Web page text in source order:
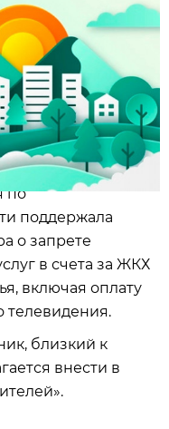
по
поддержала
о запрете
в счета за ЖКХ
включая оплату
телевидения.
близкий к
внести в